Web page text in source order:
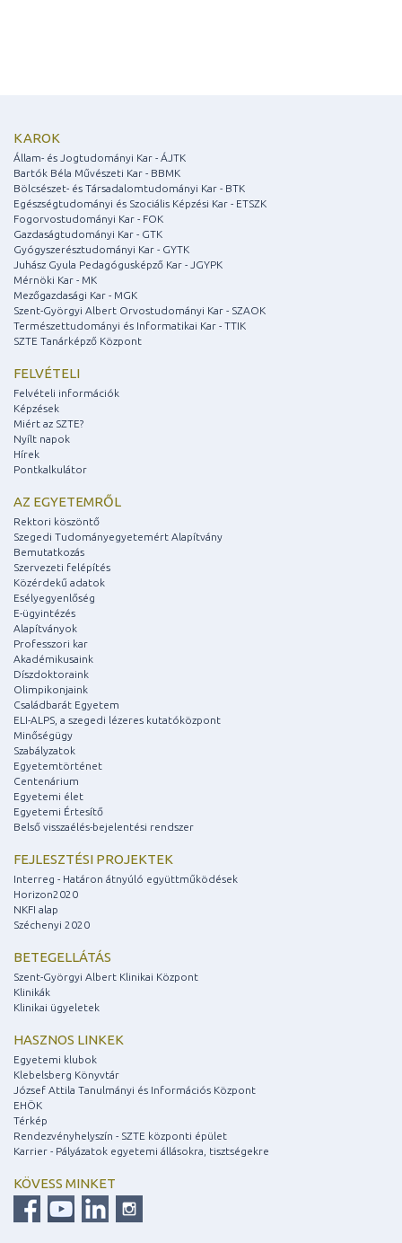
KAROK
Állam- és Jogtudományi Kar - ÁJTK
Bartók Béla Művészeti Kar - BBMK
Bölcsészet- és Társadalomtudományi Kar - BTK
Egészségtudományi és Szociális Képzési Kar - ETSZK
Fogorvostudományi Kar - FOK
Gazdaságtudományi Kar - GTK
Gyógyszerésztudományi Kar - GYTK
Juhász Gyula Pedagógusképző Kar - JGYPK
Mérnöki Kar - MK
Mezőgazdasági Kar - MGK
Szent-Györgyi Albert Orvostudományi Kar - SZAOK
Természettudományi és Informatikai Kar - TTIK
SZTE Tanárképző Központ
FELVÉTELI
Felvételi információk
Képzések
Miért az SZTE?
Nyílt napok
Hírek
Pontkalkulátor
AZ EGYETEMRŐL
Rektori köszöntő
Szegedi Tudományegyetemért Alapítvány
Bemutatkozás
Szervezeti felépítés
Közérdekű adatok
Esélyegyenlőség
E-ügyintézés
Alapítványok
Professzori kar
Akadémikusaink
Díszdoktoraink
Olimpikonjaink
Családbarát Egyetem
ELI-ALPS, a szegedi lézeres kutatóközpont
Minőségügy
Szabályzatok
Egyetemtörténet
Centenárium
Egyetemi élet
Egyetemi Értesítő
Belső visszaélés-bejelentési rendszer
FEJLESZTÉSI PROJEKTEK
Interreg - Határon átnyúló együttműködések
Horizon2020
NKFI alap
Széchenyi 2020
BETEGELLÁTÁS
Szent-Györgyi Albert Klinikai Központ
Klinikák
Klinikai ügyeletek
HASZNOS LINKEK
Egyetemi klubok
Klebelsberg Könyvtár
József Attila Tanulmányi és Információs Központ
EHÖK
Térkép
Rendezvényhelyszín - SZTE központi épület
Karrier - Pályázatok egyetemi állásokra, tisztségekre
KÖVESS MINKET